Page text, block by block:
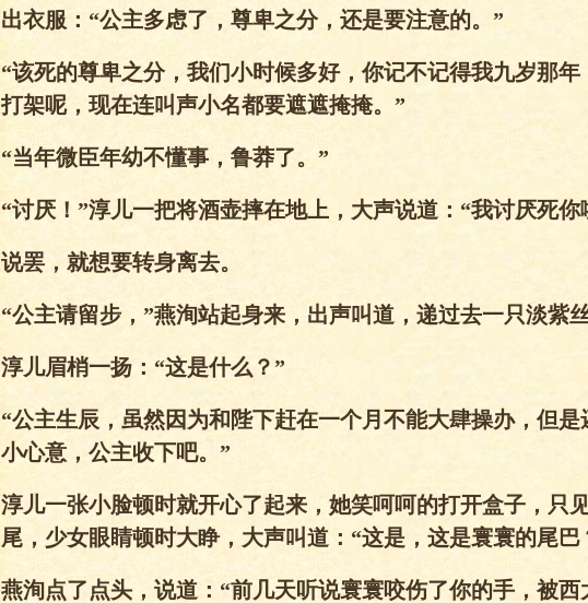
出衣服：“公主多虑了，尊卑之分，还是要注意的。”
“该死的尊卑之分，我们小时候多好，你记不记得我九岁那
打架呢，现在连叫声小名都要遮遮掩掩。”
“当年微臣年幼不懂事，鲁莽了。”
“讨厌！”淳儿一把将酒壶摔在地上，大声说道：“我讨厌死你
说罢，就想要转身离去。
“公主请留步，”燕洵站起身来，出声叫道，递过去一只淡紫
淳儿眉梢一扬：“这是什么？”
“公主生辰，虽然因为和陛下赶在一个月不能大肆操办，但
小心意，公主收下吧。”
淳儿一张小脸顿时就开心了起来，她笑呵呵的打开盒子，只
尾，少女眼睛顿时大睁，大声叫道：“这是，这是寰寰的尾巴
燕洵点了点头，说道：“前几天听说寰寰咬伤了你的手，被西